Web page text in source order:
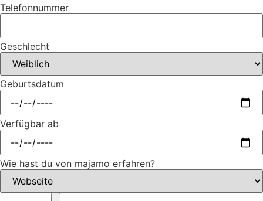
Telefonnummer
Geschlecht
Geburtsdatum
Verfügbar ab
Wie hast du von majamo erfahren?